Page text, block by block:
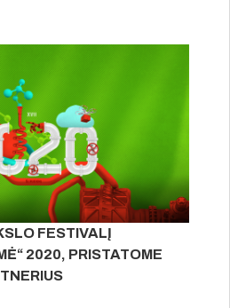
FESTIVALĮ
2020, PRISTATOME